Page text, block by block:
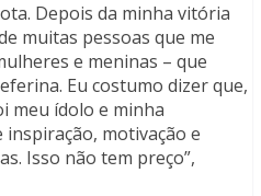
Depois da minha vitória
muitas pessoas que me
e meninas – que
Eu costumo dizer que,
meu ídolo e minha
motivação e
Isso não tem preço”,